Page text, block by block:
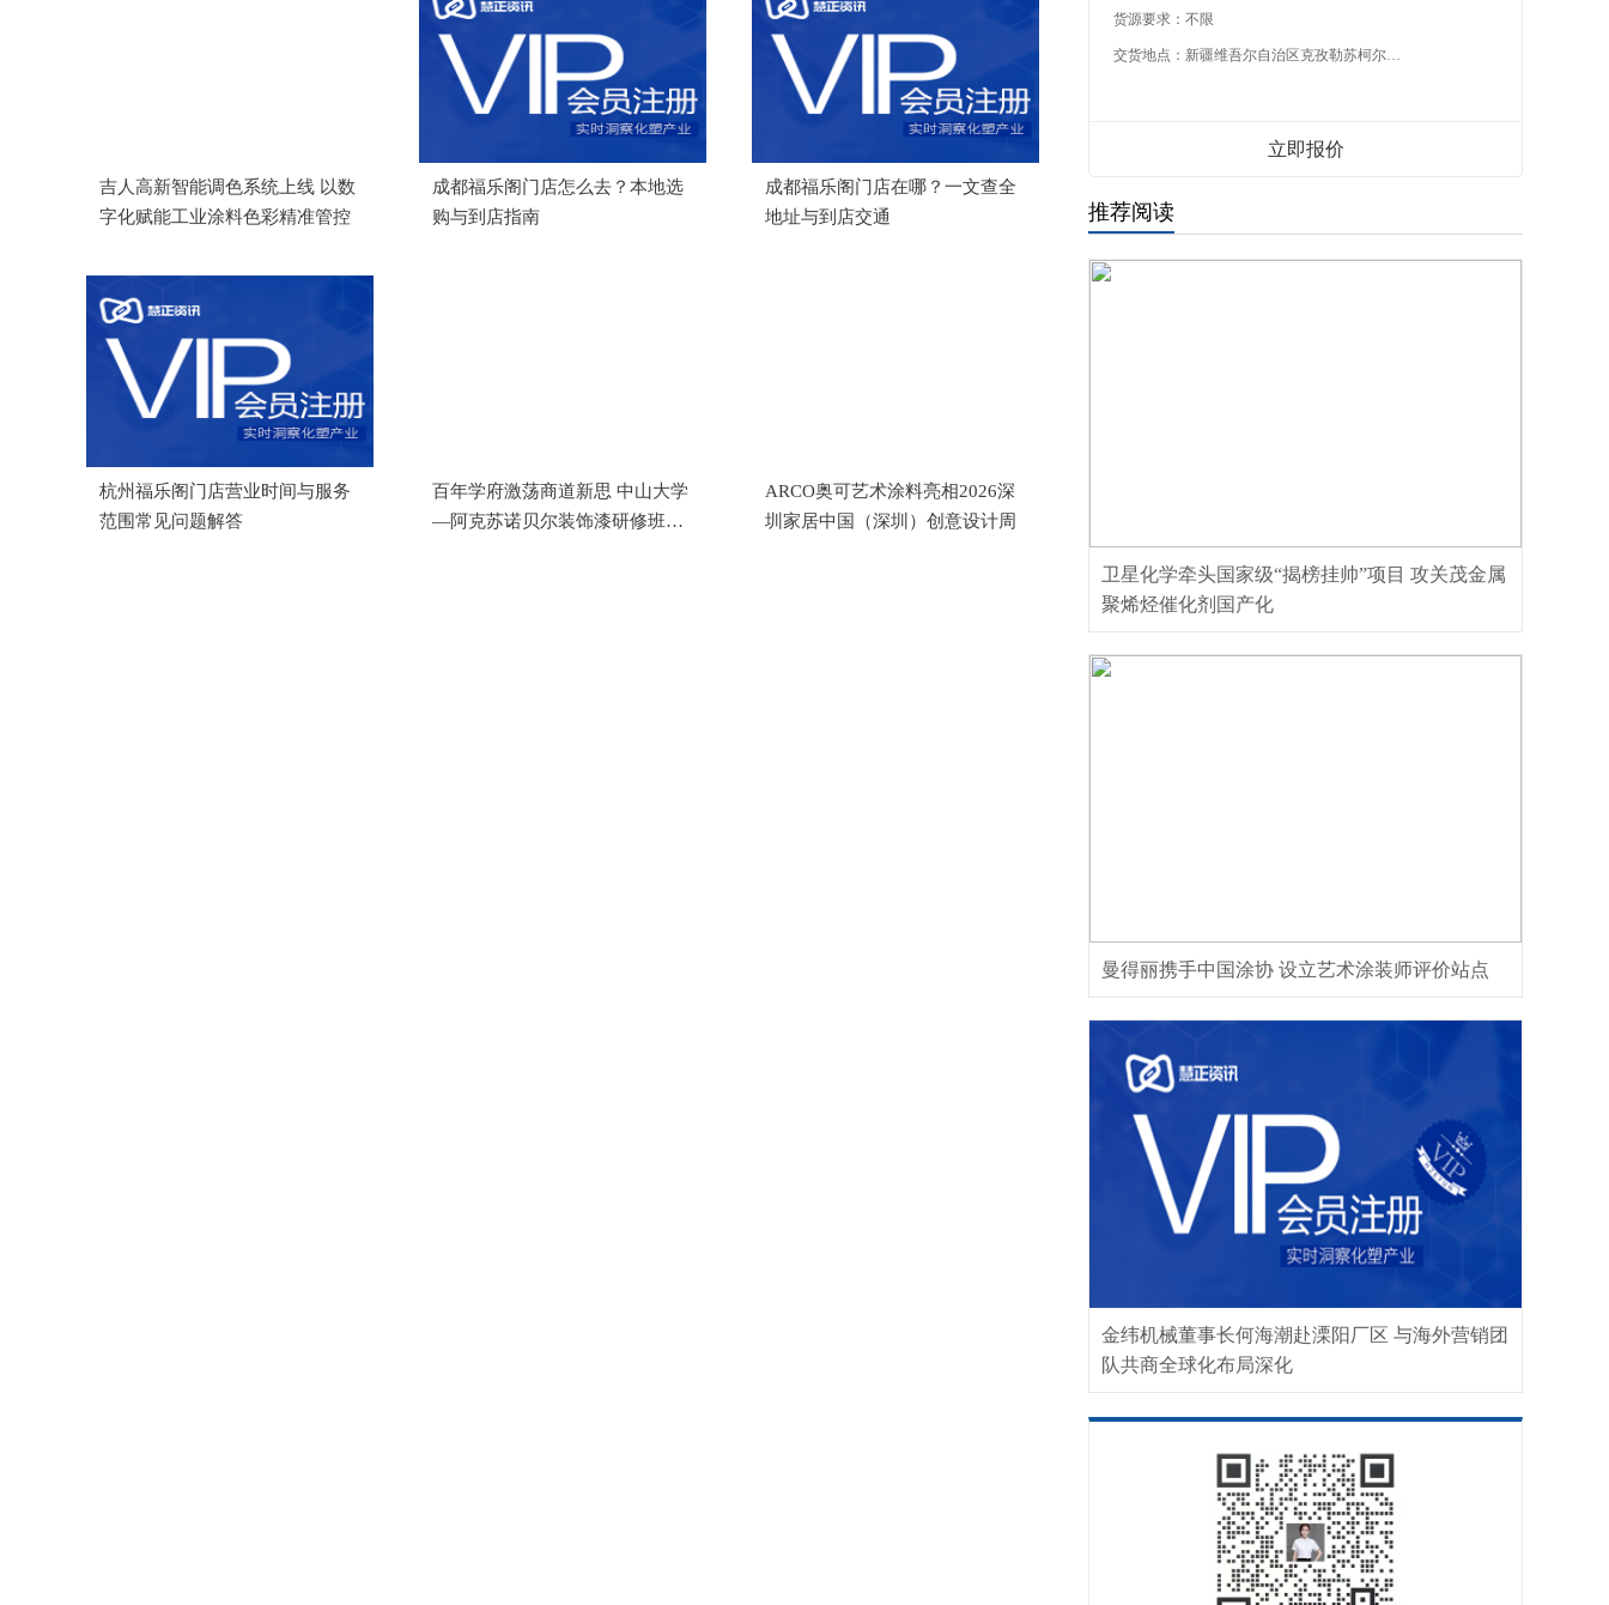
吉人高新智能调色系统上线 以数
字化赋能工业涂料色彩精准管控
成都福乐阁门店怎么去？本地选
购与到店指南
成都福乐阁门店在哪？一文查全
地址与到店交通
杭州福乐阁门店营业时间与服务
范围常见问题解答
百年学府激荡商道新思 中山大学
—阿克苏诺贝尔装饰漆研修班成
ARCO奥可艺术涂料亮相2026深
圳家居中国（深圳）创意设计周
货源要求： 不限
交货地点： 新疆维吾尔自治区克孜勒苏柯尔克孜自治州
立即报价
推荐阅读
卫星化学牵头国家级“揭榜挂帅”项目 攻关茂金属
聚烯烃催化剂国产化
曼得丽携手中国涂协 设立艺术涂装师评价站点
金纬机械董事长何海潮赴溧阳厂区 与海外营销团
队共商全球化布局深化